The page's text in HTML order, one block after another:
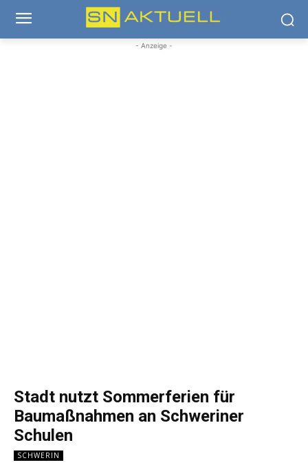
- Anzeige -
Stadt nutzt Sommerferien für
Baumaßnahmen an Schweriner
Schulen
SCHWERIN